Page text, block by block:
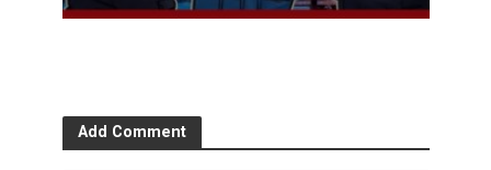
Add Comment